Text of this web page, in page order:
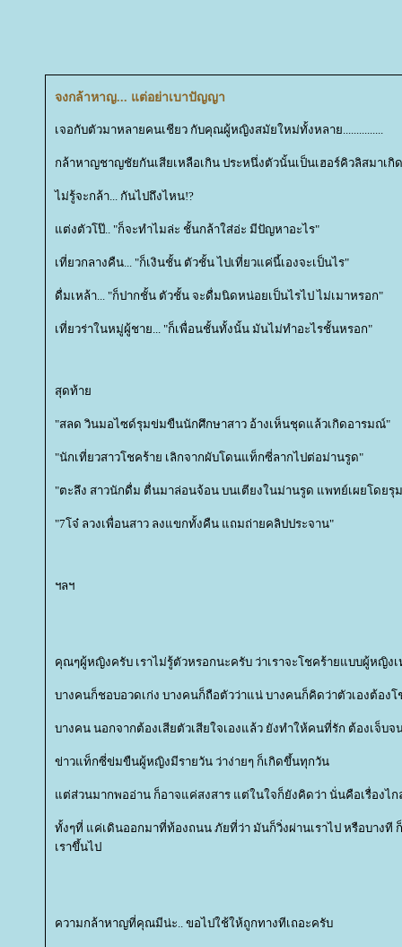
จงกล้าหาญ... แต่อย่าเบาปัญญา
เจอกับตัวมาหลายคนเชียว กับคุณผู้หญิงสมัยใหม่ทั้งหลาย...............
กล้าหาญชาญชัยกันเสียเหลือเกิน ประหนึ่งตัวนั้นเป็นเฮอร์คิวลิสมาเกิ
ไม่รู้จะกล้า... กันไปถึงไหน!?
ต่งตัวโป๊.. "ก็จะทำไมล่ะ ชั้นกล้าใส่อ่ะ มีปัญหาอะไร"
เที่ยวกลางคืน... "ก็เงินชั้น ตัวชั้น ไปเที่ยวแค่นี้เองจะเป็นไร"
ดื่มเหล้า... "ก็ปากชั้น ตัวชั้น จะดื่มนิดหน่อยเป็นไรไป ไม่เมาหรอก"
เที่ยวร่าในหมู่ผู้ชาย... "ก็เพื่อนชั้นทั้งนั้น มันไม่ทำอะไรชั้นหรอก"
สุดท้า
"สลด วินมอไซด์รุมข่มขืนนักศึกษาสาว อ้างเห็นชุดแล้วเกิดอารมณ์"
"นักเที่ยวสาวโชคร้าย เลิกจากผับโดนแท็กซี่ลากไปต่อม่านรูด"
"ตะลึง สาวนักดื่ม ตื่นมาล่อนจ้อน บนเตียงในม่านรูด แพทย์เผยโดยรุ
"7โจ๋ ลวงเพื่อนสาว ลงแขกทั้งคืน แถมถ่ายคลิปประจาน"
ฯลฯ
คุณๆผู้หญิงครับ เราไม่รู้ตัวหรอกนะครับ ว่าเราจะโชคร้ายแบบผู้หญิง
บางคนก็ชอบอวดเก่ง บางคนก็ถือตัวว่าแน่ บางคนก็คิดว่าตัวเองต้อง
บางคน นอกจากต้องเสียตัวเสียใจเองแล้ว ยังทำให้คนที่รัก ต้องเจ็บ
ข่าวแท็กซี่ข่มขืนผู้หญิงมีรายวัน ว่าง่ายๆ ก็เกิดขึ้นทุกวัน
ต่ส่วนมากพออ่าน ก็อาจแค่สงสาร แต่ในใจก็ยังคิดว่า นั่นคือเรื่องไก
ทั้งๆที่ แค่เดินออกมาที่ท้องถนน ภัยที่ว่า มันก็วิ่งผ่านเราไป หรือบางที
เราขึ้นไป
ความกล้าหาญที่คุณมีน่ะ.. ขอไปใช้ให้ถูกทางทีเถอะครับ